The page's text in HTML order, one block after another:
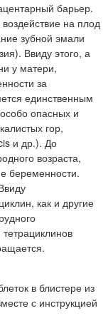
барьер.
на плод
зубной эмали
Ввиду этого, а
у матери,
за
единственным
опасных и
гор,
и др.). До
возраста,
беременности.
как и другие
в блистере из
с инструкцией